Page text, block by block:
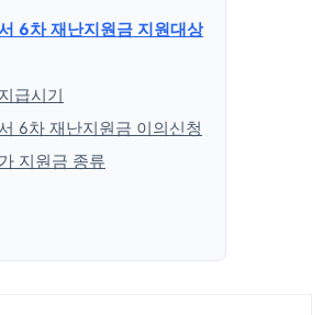
6차 재난지원금 지원대상
급시기
6차 재난지원금 이의신청
지원금 종류